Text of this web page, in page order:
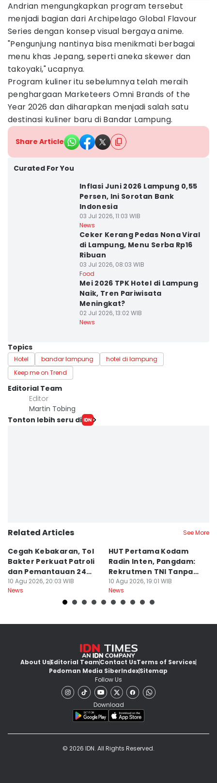
Andrian mengungkapkan program tersebut
menjadi bagian dari Archipelago Global Flavour
Series dengan konsep visual bergaya anime.
"Pengunjung nantinya bisa menikmati berbagai
menu khas Jepang, seperti aneka skewer dan
takoyaki," ucapnya.
Program kuliner itu sebelumnya telah meraih
penghargaan Marketeers Omni Brands of the
Year 2026 dan diharapkan menjadi salah satu
destinasi kuliner baru di Bandar Lampung.
Share Article
Curated For You
Inflasi Juni 2026 Lampung 0,55
Persen, Ini Sorotan Bank
Indonesia
03 Jul 2026, 11:03 WIB
News
Ceker Kerang Pedas Nona Viral
di Lampung, Menu Serba Rp16
Ribuan
03 Jul 2026, 08:03 WIB
Food
Mei 2026 TPK Hotel di Lampung
Naik, Tren Pariwisata
Meningkat?
02 Jul 2026, 13:02 WIB
News
Topics
Hotel bandar lampung
hotel di lampung
Keep me on Trend
Editorial Team
Editor
Martin Tobing
Tonton lebih seru di
Related Articles See More
Cegah Kebakaran, Tol
Bakter Perkuat Patroli
dan Pemantauan 24
Jam
10 Agu 2026, 20:03 WIB
News
HUT Pertama Kodam
Radin Inten, Pangdam:
Rekrutmen TNI Tanpa
Main Uang
10 Agu 2026, 19:01 WIB
News
About UsEditorial TeamContact UsTerms of Services
Pedoman Media SiberIndexSitemap
Follow Us
Download
© 2026 IDN. All Rights Reserved.